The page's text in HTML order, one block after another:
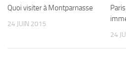
Quoi visiter à Montparnasse
24 JUIN 2015
24